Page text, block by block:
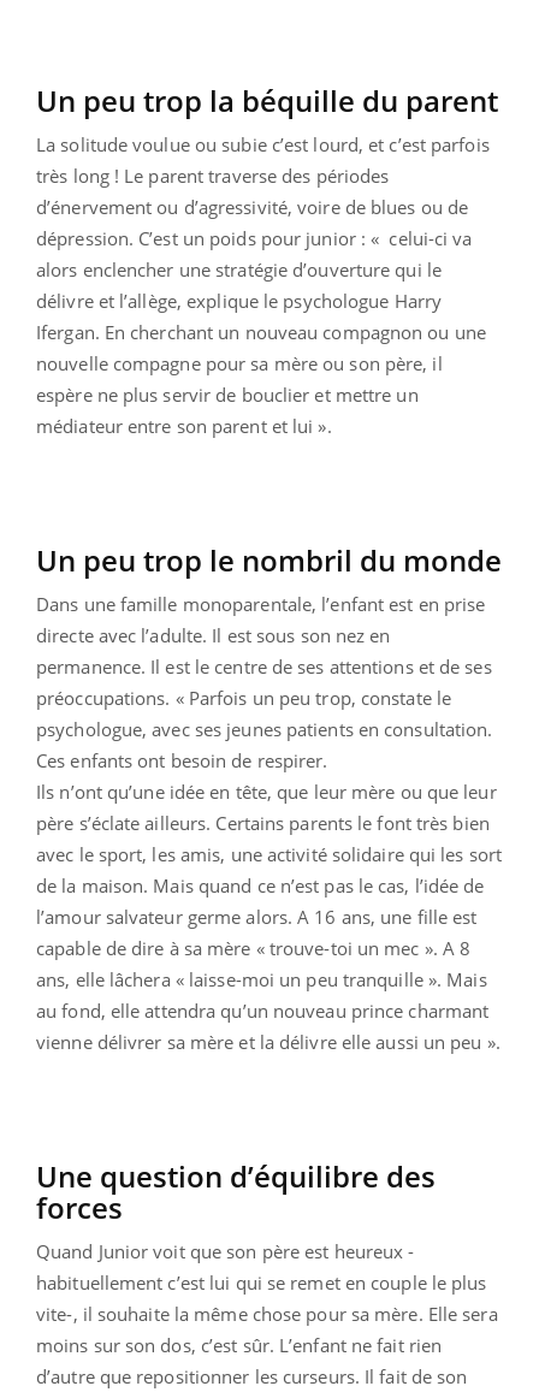
Un peu trop la béquille du parent
La solitude voulue ou subie c’est lourd, et c’est parfois
très long ! Le parent traverse des périodes
d’énervement ou d’agressivité, voire de blues ou de
dépression. C’est un poids pour junior : « celui-ci va
alors enclencher une stratégie d’ouverture qui le
délivre et l’allège, explique le psychologue Harry
Ifergan. En cherchant un nouveau compagnon ou une
nouvelle compagne pour sa mère ou son père, il
espère ne plus servir de bouclier et mettre un
médiateur entre son parent et lui ».
Un peu trop le nombril du monde
Dans une famille monoparentale, l’enfant est en prise
directe avec l’adulte. Il est sous son nez en
permanence. Il est le centre de ses attentions et de ses
préoccupations. « Parfois un peu trop, constate le
psychologue, avec ses jeunes patients en consultation.
Ces enfants ont besoin de respirer.
Ils n’ont qu’une idée en tête, que leur mère ou que leur
père s’éclate ailleurs. Certains parents le font très bien
avec le sport, les amis, une activité solidaire qui les sort
de la maison. Mais quand ce n’est pas le cas, l’idée de
l’amour salvateur germe alors. A 16 ans, une fille est
capable de dire à sa mère « trouve-toi un mec ». A 8
ans, elle lâchera « laisse-moi un peu tranquille ». Mais
au fond, elle attendra qu’un nouveau prince charmant
vienne délivrer sa mère et la délivre elle aussi un peu ».
Une question d’équilibre des
forces
Quand Junior voit que son père est heureux -
habituellement c’est lui qui se remet en couple le plus
vite-, il souhaite la même chose pour sa mère. Elle sera
moins sur son dos, c’est sûr. L’enfant ne fait rien
d’autre que repositionner les curseurs. Il fait de son